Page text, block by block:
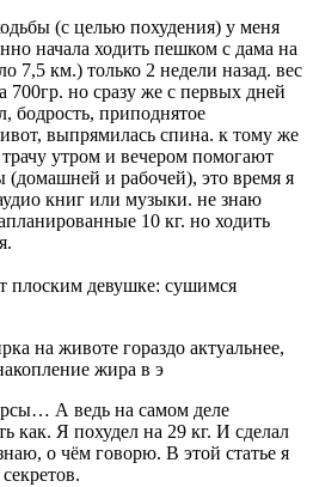
(с целью похудения) у меня
начала ходить пешком с дама на
7,5 км.) только 2 недели назад. вес
700гр. но сразу же с первых дней
бодрость, приподнятое
выпрямилась спина. к тому же
утром и вечером помогают
(домашней и рабочей), это время я
книг или музыки. не знаю
10 кг. но ходить
плоским девушке: сушимся
на животе гораздо актуальнее,
жира в э
А ведь на самом деле
как. Я похудел на 29 кг. И сделал
о чём говорю. В этой статье я